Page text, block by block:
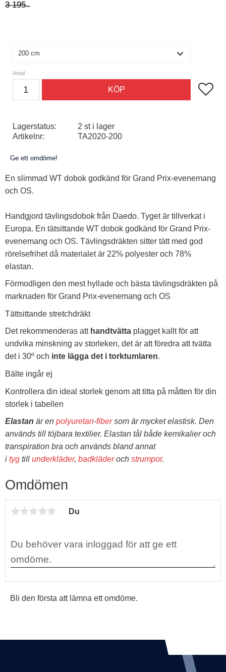
Ordinarie pris:
3 195:-
Antal
KÖP Lägg
Lagerstatus
2 st i lager
Artikelnr
TA2020-200
Ge ett omdöme!
En slimmad WT dobok godkänd för Grand Prix-evenemang
och OS.
Handgjord tävlingsdobok från Daedo. Tyget är tillverkat i
Europa. En tätsittande WT dobok godkänd för Grand Prix-
evenemang och OS. Tävlingsdräkten sitter tätt med god
rörelsefrihet då materialet är 22% polyester och 78%
elastan.
Förmodligen den mest hyllade och bästa tävlingsdräkten på
marknaden för Grand Prix-evenemang och OS
Tättsittande stretchdräkt
Det rekommenderas att handtvätta plagget kallt för att
undvika minskning av storleken, det är att föredra att tvätta
det i 30º och inte lägga det i torktumlaren.
Bälte ingår ej
Kontrollera din ideal storlek genom att titta på måtten för din
storlek i tabellen
Elastan är en polyuretan-fibersom är mycket elastisk. Den
används till töjbara textilier. Elastan tål både kemikalier och
transpiration bra och används bland annat
i tyg till underkläder, badkläderoch strumpor.
Omdömen
Du
Bli den första att lämna ett omdöme.